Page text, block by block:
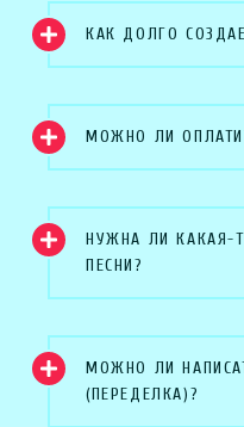
КАК ДОЛГО
МОЖНО ЛИ
НУЖНА ЛИ КАКАЯ-
ПЕСНИ?
МОЖНО ЛИ
(ПЕРЕДЕЛКА)?